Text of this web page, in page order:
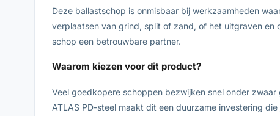
Deze ballastschop is onmisbaar bij werkzaamheden
verplaatsen van grind, split of zand, of het uitgraven en
schop een betrouwbare partner.
Waarom kiezen voor dit product?
Veel goedkopere schoppen bezwijken snel onder
ATLAS PD-steel maakt dit een duurzame investering